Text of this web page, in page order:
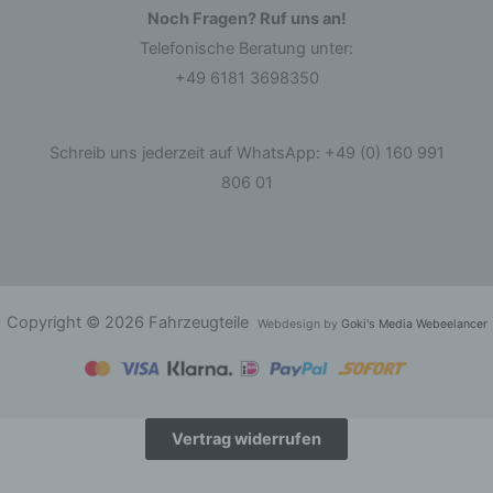
Noch Fragen? Ruf uns an!
Telefonische Beratung unter:
+49 6181 3698350
Schreib uns jederzeit auf WhatsApp: +49 (0) 160 991
806 01
Copyright © 2026 Fahrzeugteile Webdesign by Goki's Media Webeelancer
Vertrag widerrufen
d) Einschränkung der Verarbeitung
einzuschränken.
Daten verwendet werden, um bestimmte
persönliche Aspekte, die sich auf eine natürliche
um Aspekte bezüglich Arbeitsleistung,
Aufenthaltsort oder Ortswechsel dieser
natürlichen Person zu analysieren oder
vorherzusagen.